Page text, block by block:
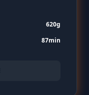
620g
87min